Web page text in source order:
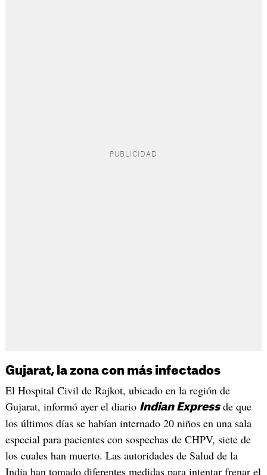
Gujarat, la zona con más infectados
El Hospital Civil de Rajkot, ubicado en la región de
Gujarat, informó ayer el diario Indian Expressde que
los últimos días se habían internado 20 niños en una sala
especial para pacientes con sospechas de CHPV, siete de
los cuales han muerto. Las autoridades de Salud de la
India han tomado diferentes medidas para intentar frenar el